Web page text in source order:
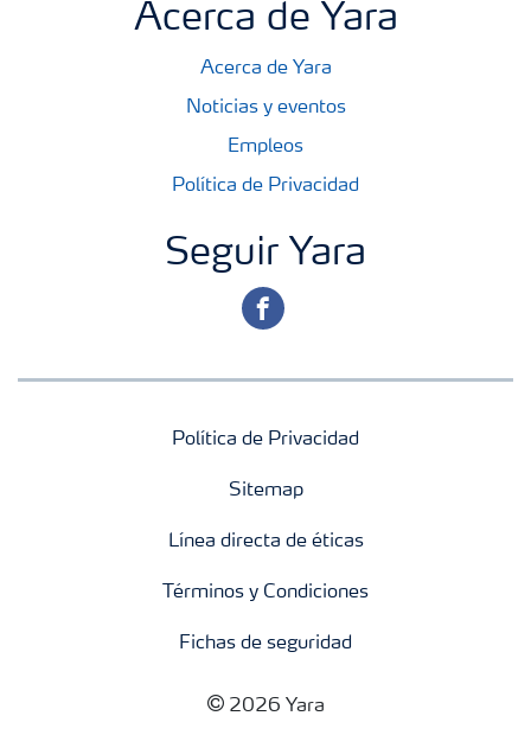
Acerca de Yara
Acerca de Yara
Noticias y eventos
Empleos
Política de Privacidad
Seguir Yara
facebook
Política de Privacidad
Sitemap
Línea directa de éticas
Términos y Condiciones
Fichas de seguridad
2026 Yara